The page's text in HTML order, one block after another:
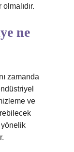
ne
zamanda
ve